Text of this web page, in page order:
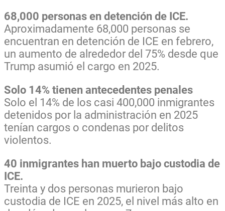
68,000 personas en detención de ICE.
Aproximadamente 68,000 personas se
encuentran en detención de ICE en febrero,
un aumento de alrededor del 75% desde que
Trump asumió el cargo en 2025.
Solo 14% tienen antecedentes penales
Solo el 14% de los casi 400,000 inmigrantes
detenidos por la administración en 2025
tenían cargos o condenas por delitos
violentos.
40 inmigrantes han muerto bajo custodia de
ICE.
Treinta y dos personas murieron bajo
custodia de ICE en 2025, el nivel más alto en